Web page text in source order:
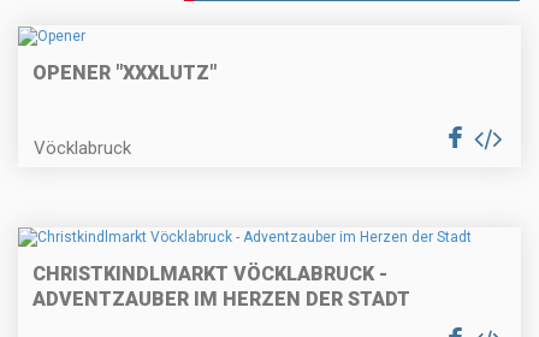
OPENER "XXXLUTZ"
Vöcklabruck
CHRISTKINDLMARKT VÖCKLABRUCK -
ADVENTZAUBER IM HERZEN DER STADT